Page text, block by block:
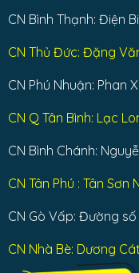
CN Bình Thạnh: Điện
CN Thủ Đức: Đặng
CN Phú Nhuận: Phan
CN Q Tân Bình: Lạc
CN Bình Chánh:
CN Tân Phú : Tân Sơn
CN Gò Vấp: Đường số
CN Nhà Bè: Dương